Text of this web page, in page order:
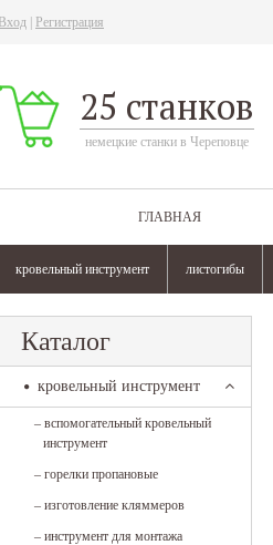
Вход Регистрация
25 станков
немецкие станки в Череповце
ГЛАВНАЯ
кровельный инструмент листогибы
Каталог
кровельный инструмент
– вспомогательный кровельный
инструмент
– горелки пропановые
– изготовление кляммеров
– инструмент для монтажа